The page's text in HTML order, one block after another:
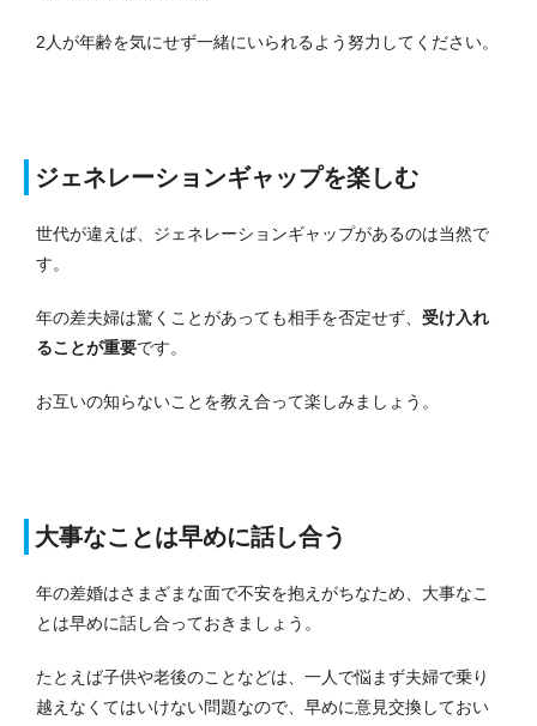
2人が年齢を気にせず一緒にいられるよう努力してください。
ジェネレーションギャップを楽しむ
世代が違えば、ジェネレーションギャップがあるのは当然で
す。
年の差夫婦は驚くことがあっても相手を否定せず、 受け入れ
ることが重要です。
お互いの知らないことを教え合って楽しみましょう。
大事なことは早めに話し合う
年の差婚はさまざまな面で不安を抱えがちなため、大事なこ
とは早めに話し合っておきましょう。
たとえば子供や老後のことなどは、一人で悩まず夫婦で乗り
越えなくてはいけない問題なので、早めに意見交換しておい